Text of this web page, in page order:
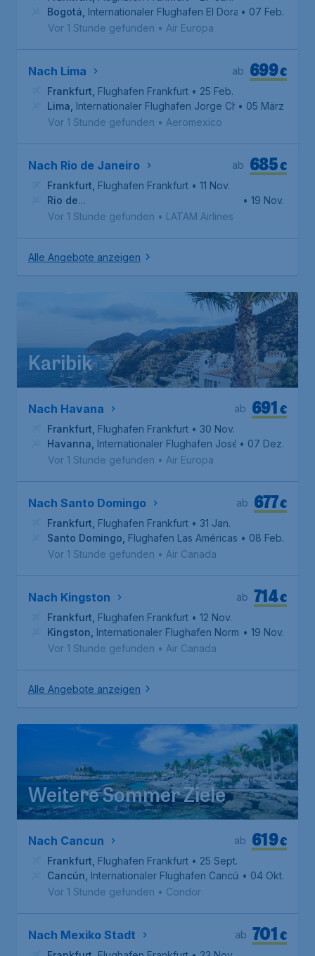
Bogotá Internationaler Flughafen EI Dorado• 07 Feb.
Vor 1 Stunde gefunden • Air Europa
Nach Lima €
699
ab
Frankfurt Flughafen Frankfurt • 25 Feb.
Lima Internationaler Flughafen Jorge Chávez• 05 März
Vor 1 Stunde gefunden • Aeromexico
Nach Rio de Janeiro €
685
ab
Frankfurt Flughafen Frankfurt • 11 Nov.
Rio de
Janeiro , Flughafen Rio de Janeiro-Antônio Carlos Jobim
• 19 Nov.
Vor 1 Stunde gefunden • LATAM Airlines
Alle Angebote anzeigen
Karibik
Nach Havana €
691
ab
Frankfurt Flughafen Frankfurt • 30 Nov.
Havanna Internationaler Flughafen José Martí• 07 Dez.
Vor 1 Stunde gefunden • Air Europa
Nach Santo Domingo €
677
ab
Frankfurt Flughafen Frankfurt • 31 Jan.
Santo Domingo Flughafen Las Américas • 08 Feb.
Vor 1 Stunde gefunden • Air Canada
Nach Kingston €
714
ab
Frankfurt Flughafen Frankfurt • 12 Nov.
Kingston Internationaler Flughafen Norman Manley
• 19 Nov.
Vor 1 Stunde gefunden • Air Canada
Alle Angebote anzeigen
Weitere Sommer Ziele
Nach Cancun €
619
ab
Frankfurt Flughafen Frankfurt • 25 Sept.
Cancún Internationaler Flughafen Cancún• 04 Okt.
Vor 1 Stunde gefunden • Condor
Nach Mexiko Stadt €
701
ab